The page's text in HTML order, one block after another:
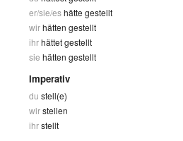
er/sie/eshätte gestellt
wirhätten gestellt
ihrhättet gestellt
sie hätten gestellt
Imperativ
du stell(e)
wirstellen
ihrstellt